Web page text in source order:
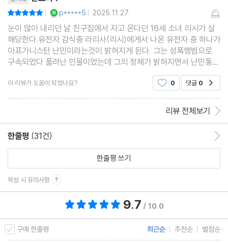
| p*****5 | 2025.11.27
눈이 많이 내리던 날 친구집에서 자고 온다던 16세 소녀 리시가 살
해당한다.유전자 감식중 라리사(리시)에게서 나온 유전자 중 하나가
아프가니스탄 난민이라는것이 밝혀지게 된다. 그는 성폭행범으로
구속되었다 풀려난 인물이었는데 그의 정체가 밝혀지면서 난민통합
정책과 법체계를 비난하는 말들로 세상이 시끄러워지게 된다.그러
나 그는 감쪽같이 사라진다.한편 리시의 엄마 안네는
이 리뷰가 도움이 되었나요? 0 댓글 0
리뷰 전체보기
한줄평 (31건)
한줄평 쓰기
작성 시 유의사항
9.7 / 10.0
구매 한줄평 최근순 추천순 별점순